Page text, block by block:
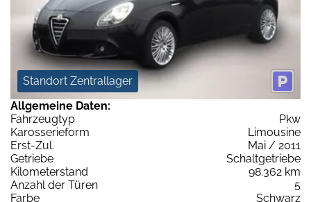
Standort Zentrallager
Allgemeine Daten:
Fahrzeugtyp
Pkw
Karosserieform
Limousine
Erst-Zul.
Mai / 2011
Getriebe
Schaltgetriebe
Kilometerstand
98.362 km
Anzahl der Türen
5
Farbe
Schwarz